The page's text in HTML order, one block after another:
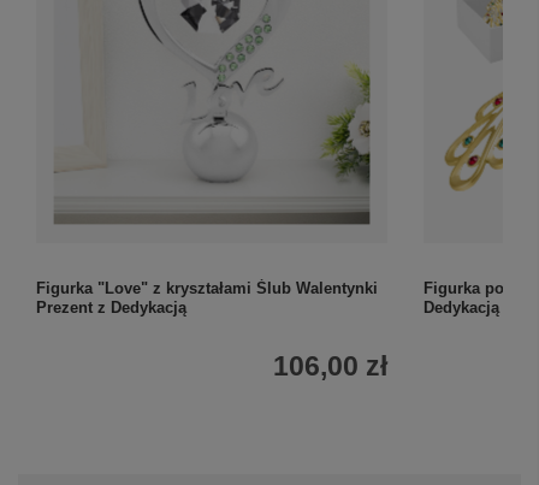
Figurka "Love" z kryształami Ślub Walentynki
Prezent z Dedykacją
106,00 zł
Figurka
Dedykacją